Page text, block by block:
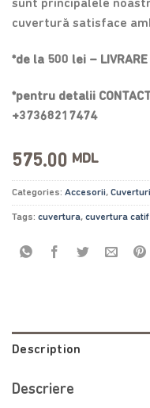
575.00 MDL
sunt principalele
cuvertură satisface
*de la 500 lei – LIVRARE
*pentru detalii
+37368217474
Categories: Accesorii, Cuverturi
Tags: cuvertura, cuvertura
Description
Descriere